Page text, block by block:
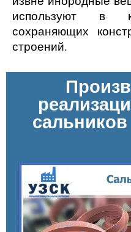
используют в
сохраняющих
строений.